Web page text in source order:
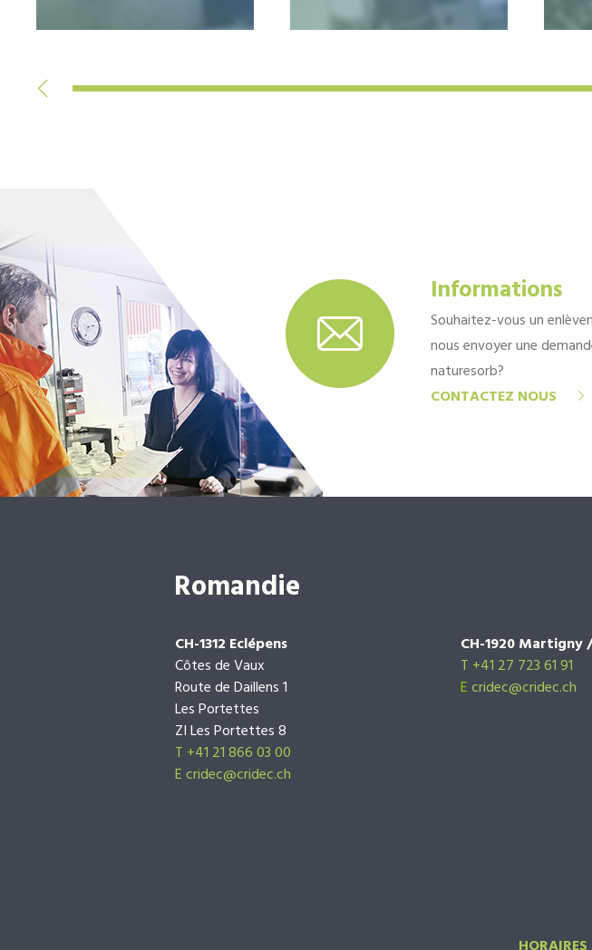
Informations
Souhaitez-vous un
nous envoyer une
naturesorb?
CONTACTEZ NOUS
Romandie
CH-1312 Eclépens
Côtes de Vaux
Route de Daillens 1
Les Portettes
ZI Les Portettes 8
T +41 21 866 03 00
Ecridec@cridec.ch
CH-1920 Martigny
T +41 27 723 61 91
Ecridec@cridec.ch